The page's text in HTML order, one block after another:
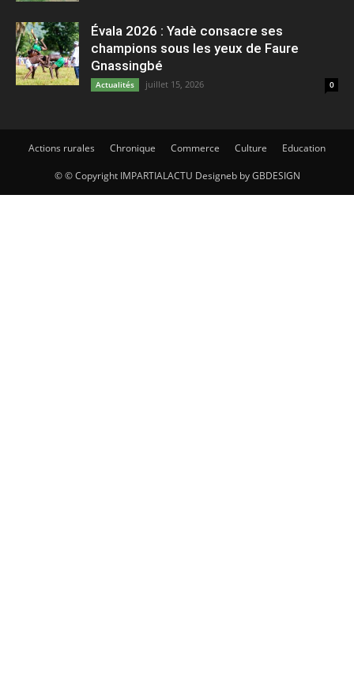
Évala 2026 : Yadè consacre ses
champions sous les yeux de Faure
Gnassingbé
Actualités juillet 15, 2026 0
Actions rurales Chronique Commerce Culture Education
© © Copyright IMPARTIALACTU Designeb by GBDESIGN